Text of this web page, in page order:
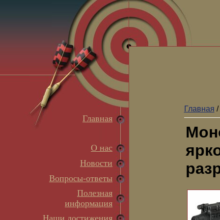
Главная
О нас
Новости
Вопросы-ответы
Полезная
информация
Наши достижения
Главная /